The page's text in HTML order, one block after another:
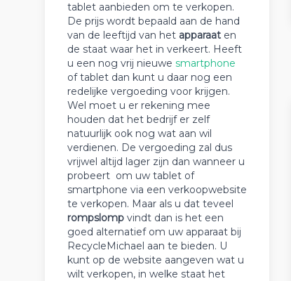
tablet aanbieden om te verkopen.
De prijs wordt bepaald aan de hand
van de leeftijd van het apparaat en
de staat waar het in verkeert. Heeft
u een nog vrij nieuwe smartphone
of tablet dan kunt u daar nog een
redelijke vergoeding voor krijgen.
Wel moet u er rekening mee
houden dat het bedrijf er zelf
natuurlijk ook nog wat aan wil
verdienen. De vergoeding zal dus
vrijwel altijd lager zijn dan wanneer u
probeert om uw tablet of
smartphone via een verkoopwebsite
te verkopen. Maar als u dat teveel
rompslomp vindt dan is het een
goed alternatief om uw apparaat bij
RecycleMichael aan te bieden. U
kunt op de website aangeven wat u
wilt verkopen, in welke staat het